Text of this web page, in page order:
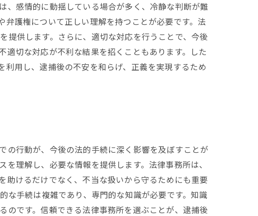
、感情的に動揺している場合が多く、冷静な判断が難
護権について正しい理解を持つことが必要です。法
提供します。さらに、適切な対応を行うことで、今後
切な対応が不利な結果を招くこともあります。した
用し、逮捕後の不安を和らげ、正義を実現するため
の行動が、今後の法的手続に深く影響を及ぼすことが
理解し、必要な情報を提供します。法律事務所は、
助けるだけでなく、不当な扱いから守るためにも重要
な手続は複雑であり、専門的な知識が必要です。知識
のです。信頼できる法律事務所を選ぶことが、逮捕後